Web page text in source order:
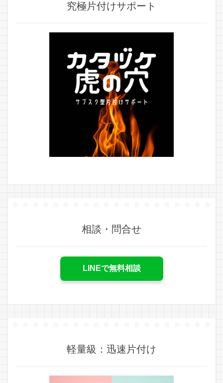
究極片付けサポート
相談・問合せ
LINEで無料相談
軽量級：迅速片付け